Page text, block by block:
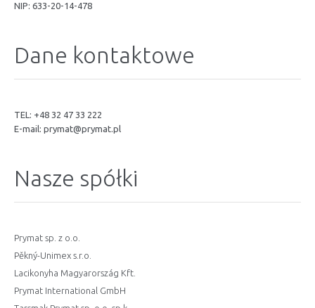
NIP: 633-20-14-478
Dane kontaktowe
TEL: +48 32 47 33 222
E-mail: prymat@prymat.pl
Nasze spółki
Prymat sp. z o.o.
Pěkný-Unimex s.r.o.
Lacikonyha Magyarország Kft.
Prymat International GmbH